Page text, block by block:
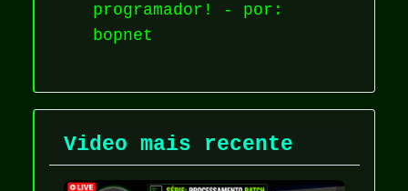
programador! - por:
bopnet
Video mais recente